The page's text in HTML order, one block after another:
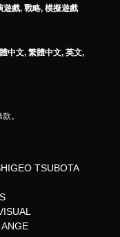
遊戲, 戰略, 模擬遊戲
中文, 繁體中文, 英文,
。
TSUBOTA